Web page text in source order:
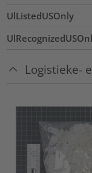
UlListedUSOnly
Logistieke-